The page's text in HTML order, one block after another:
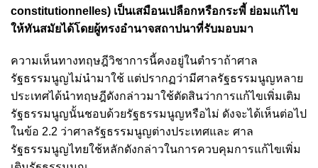
constitutionnelles) เป็นเสมือนเปลือกหรือกระพี้ ย่อมแก้ไข
ให้ทันสมัยได้โดยผู้ทรงอำนาจสถาปนาที่รับมอบมา
ความเห็นทางทฤษฎีวิชาการนี้คงอยู่ในตำราถ้าศาล
รัฐธรรมนูญไม่นำมาใช้ แต่ปรากฏว่ามีศาลรัฐธรรมนูญหลาย
ประเทศได้นำทฤษฎีดังกล่าวมาใช้ตัดสินว่าการแก้ไขเพิ่มเติม
รัฐธรรมนูญนั้นชอบด้วยรัฐธรรมนูญหรือไม่ ดังจะได้เห็นต่อไป
ในข้อ 2.2 ว่าศาลรัฐธรรมนูญต่างประเทศและ ศาล
รัฐธรรมนูญไทยใช้หลักดังกล่าวในการควบคุมการแก้ไขเพิ่ม